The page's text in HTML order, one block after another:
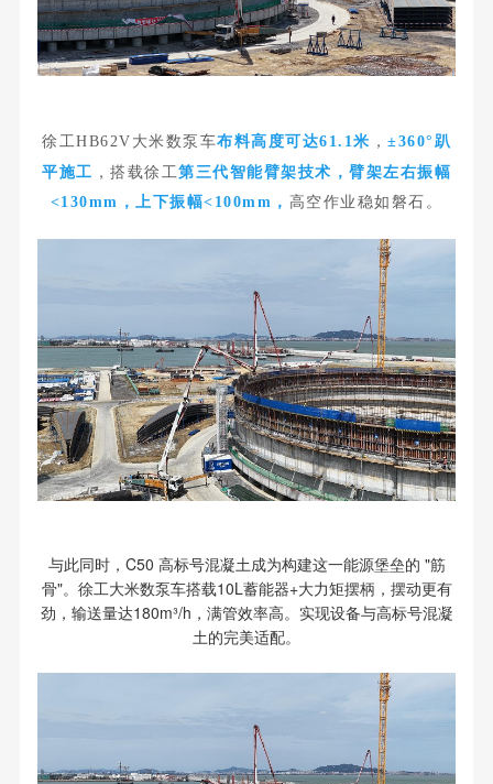
徐工HB62V大米数泵车布料高度可达61.1米 ， ±360°趴
平施工 ，搭载徐工第三代智能臂架技术， 臂架左右振幅
<130mm，上下振幅<100mm， 高空作业稳如磐石。
与此同时，C50 高标号混凝土成为构建这一能源堡垒的 "筋
骨"。徐工大米数泵车搭载10L蓄能器+大力矩摆柄，摆动更有
劲，输送量达180m³/h，满管效率高。实现设备与高标号混凝
土的完美适配。